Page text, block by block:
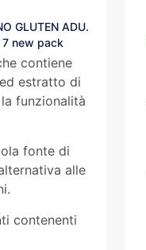
GLUTEN ADU.
7 new pack
contiene
estratto di
funzionalità
fonte di
alle
contenenti